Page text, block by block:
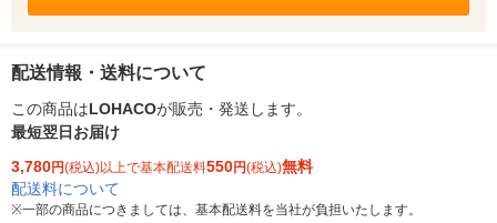
配送情報・送料について
この商品はLOHACOが販売・発送します。
最短翌日お届け
3,780円(税込)以上で基本配送料550円(税込)無料
配送料について
※一部の商品につきましては、基本配送料を当社が負担いたします。